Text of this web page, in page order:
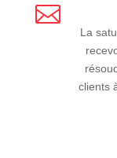

La
clients